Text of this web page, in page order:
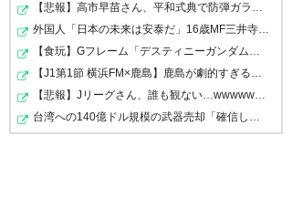
【悲報】高市早苗さん、平和式典で防弾ガラスに囲われな…
外国人「日本の未来は安泰だ」16歳MF三井寺眞、衝撃ゴー…
【食玩】Gフレーム「デスティニーガンダム」8月下旬受注…
【J1第1節 横浜FM×鹿島】鹿島が劇的すぎる逆転勝利で国立…
【悲報】Jリーグさん、誰も観ない…wwwwwww
台湾への140億ドル規模の武器売却「確信している」 …米共…